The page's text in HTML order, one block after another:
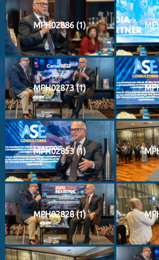
MPH02886 (1)
MPH02873 (1)
MPH02853 (1)
MPH02828 (1)